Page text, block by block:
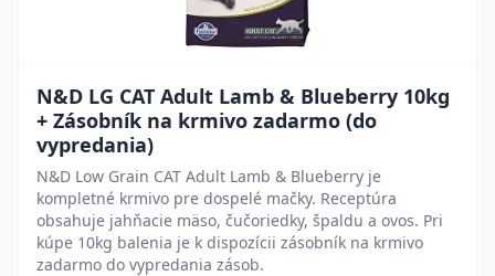
N&D LG CAT Adult Lamb & Blueberry 10kg
+ Zásobník na krmivo zadarmo (do
vypredania)
N&D Low Grain CAT Adult Lamb & Blueberry je
kompletné krmivo pre dospelé mačky. Receptúra
obsahuje jahňacie mäso, čučoriedky, špaldu a ovos. Pri
kúpe 10kg balenia je k dispozícii zásobník na krmivo
zadarmo do vypredania zásob.